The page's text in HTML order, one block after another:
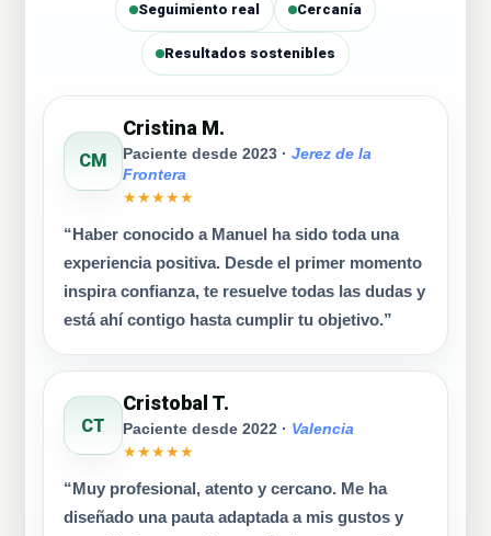
Seguimiento real Cercanía
Resultados sostenibles
CM
Cristina M.
Paciente desde 2023 · Jerez de la
Frontera
★★★★★
“Haber conocido a Manuel ha sido toda una
experiencia positiva. Desde el primer momento
inspira confianza, te resuelve todas las dudas y
está ahí contigo hasta cumplir tu objetivo.”
CT
Cristobal T.
Paciente desde 2022 · Valencia
★★★★★
“Muy profesional, atento y cercano. Me ha
diseñado una pauta adaptada a mis gustos y